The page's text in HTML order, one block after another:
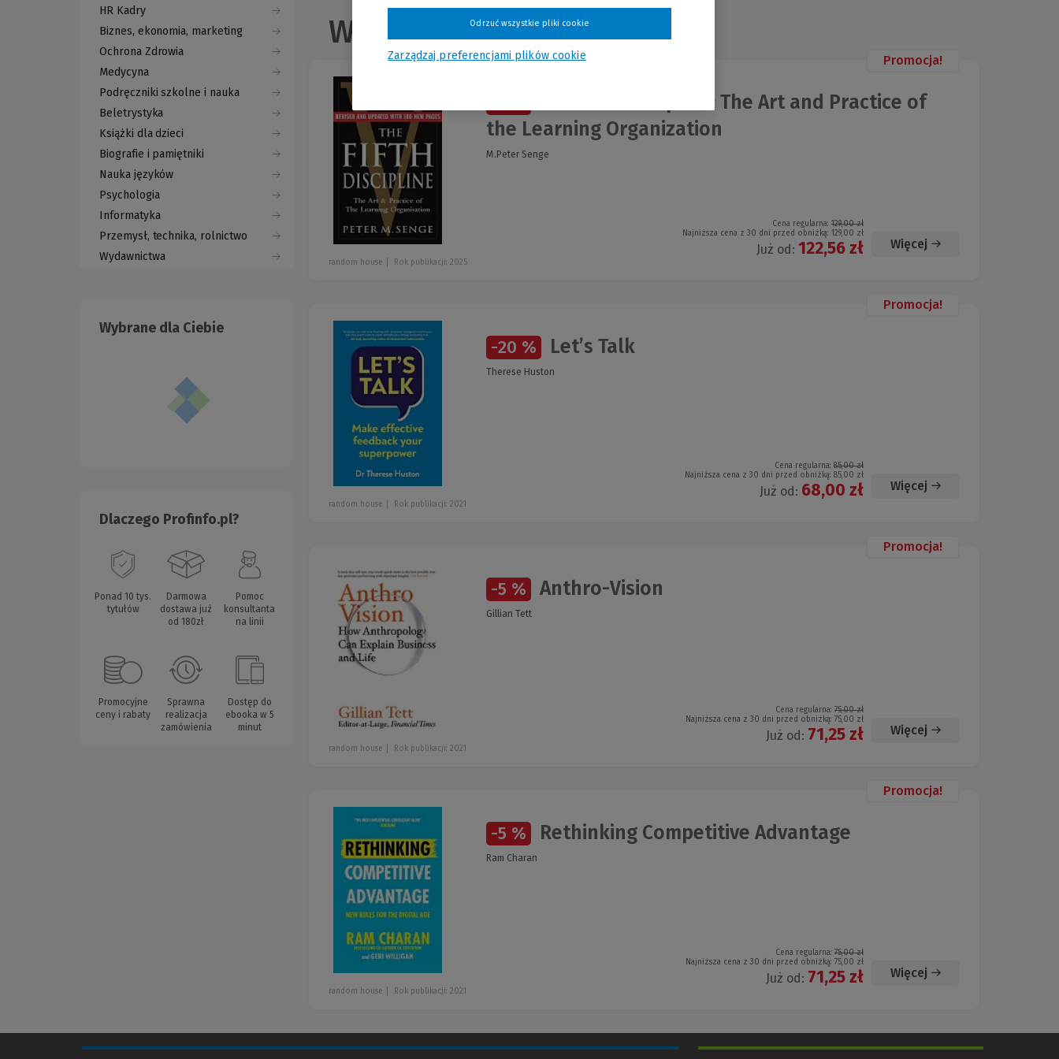
HR Kadry
Biznes, ekonomia, marketing
Ochrona Zdrowia
Medycyna
Podręczniki szkolne i nauka
Beletrystyka
Książki dla dzieci
Biografie i pamiętniki
Nauka języków
Psychologia
Informatyka
Przemysł, technika, rolnictwo
Wydawnictwa
Wybrane dla Ciebie
Dlaczego Profinfo.pl?
Ponad 10 tys.
tytułów
Darmowa
dostawa już
od 180zł
Pomoc
konsultanta
na linii
Promocyjne
ceny i rabaty
Sprawna
realizacja
zamówienia
Dostęp do
ebooka w 5
minut
Wszystkie produkty
Promocja!
The Fifth Discipline: The Art and Practice of
the Learning Organization
M.Peter Senge
Cena regularna: 129,00 zł
Najniższa cena z 30 dni przed obniżką: 129,00 zł
Już od: 122,56 zł Więcej
random house Rok publikacji: 2025
Promocja!
-20 % Let’s Talk
Therese Huston
Cena regularna: 85,00 zł
Najniższa cena z 30 dni przed obniżką: 85,00 zł
Już od: 68,00 zł Więcej
random house Rok publikacji: 2021
Promocja!
-5 % Anthro-Vision
Gillian Tett
Cena regularna: 75,00 zł
Najniższa cena z 30 dni przed obniżką: 75,00 zł
Już od: 71,25 zł Więcej
random house Rok publikacji: 2021
Promocja!
-5 % Rethinking Competitive Advantage
Ram Charan
Cena regularna: 75,00 zł
Najniższa cena z 30 dni przed obniżką: 75,00 zł
Już od: 71,25 zł Więcej
random house Rok publikacji: 2021
Zarządzaj preferencjami plików cookie
Odrzuć wszystkie pliki cookie